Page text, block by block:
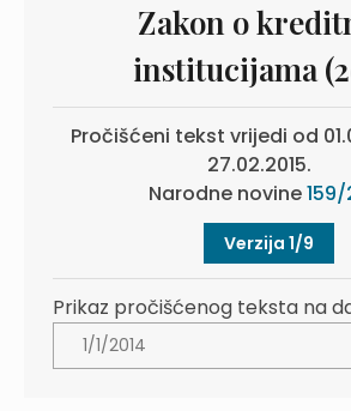
Zakon o
institucijama
Pročišćeni tekst vrijedi od
27.02.2015.
Narodne novine159/
Verzija 1/9
Prikaz pročišćenog teksta na